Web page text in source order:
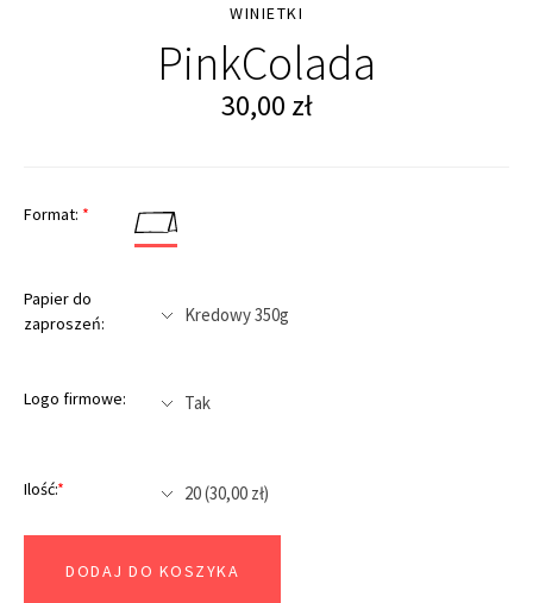
WINIETKI
PinkColada
30,00 zł
Format: *
Papier do
zaproszeń:
Logo firmowe:
Ilość:*
DODAJ DO KOSZYKA